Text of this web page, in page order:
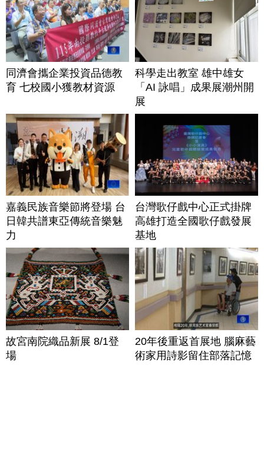
同濟會攜企業投資品德教
育 七校國小獲教材資源
科學走出教室 雄中雄女
「AI 詠唱」成果展潮州開
展
嘉義民族音樂節將登場 台
日韓共譜東亞傳統音樂魅
力
台灣歌仔戲中心正式掛牌
高雄打造全國歌仔戲發展
基地
故宮南院織品新展 8/1登
場
20年後重返首展地 腦麻藝
術家用詩影留住部落記憶